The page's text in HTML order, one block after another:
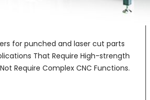
for punched and laser cut parts
That Require High-strength
Require Complex CNC Functions.